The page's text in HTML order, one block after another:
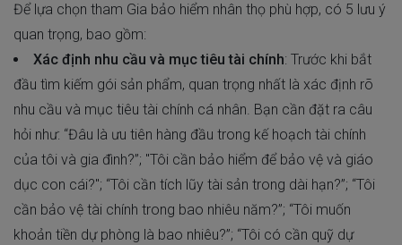
Để lựa chọn tham Gia bảo hiểm nhân thọ phù hợp, có 5 lưu ý
quan trọng, bao gồm:
Xác định nhu cầu và mục tiêu tài chính: Trước khi bắt
đầu tìm kiếm gói sản phẩm, quan trọng nhất là xác định rõ
nhu cầu và mục tiêu tài chính cá nhân. Bạn cần đặt ra câu
hỏi như: “Đâu là ưu tiên hàng đầu trong kế hoạch tài chính
của tôi và gia đình?”; "Tôi cần bảo hiểm để bảo vệ và giáo
dục con cái?"; “Tôi cần tích lũy tài sản trong dài hạn?”; “Tôi
cần bảo vệ tài chính trong bao nhiêu năm?”; “Tôi muốn
khoản tiền dự phòng là bao nhiêu?”; “Tôi có cần quỹ dự